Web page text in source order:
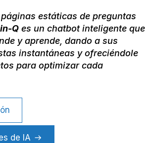
estáticas de preguntas
Q es un chatbot inteligente que
y aprende, dando a sus
instantáneas y ofreciéndole
para optimizar cada
de IA